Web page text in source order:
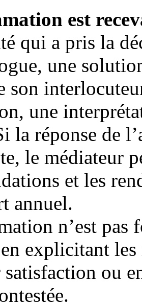
est
qui a pris la
une
son
une
la réponse de
le médiateur
et les
annuel.
n’est
explicitant
ou